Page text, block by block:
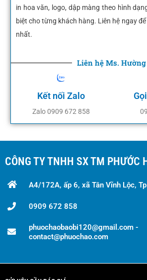
in hoa văn, logo, dập màng theo hình
biệt cho từng khách hàng. Liên hệ ngay
nhất.
Liên hệ Ms. Hường
Kết nối Zalo
Zalo 0909 672 858
CÔNG TY TNHH SX TM PHƯỚC
A4/172A, ấp 6, xã Tân Vĩnh Lộc,
0909 672 858
phuochaobaobi120@gmail.com -
contact@phuochao.com